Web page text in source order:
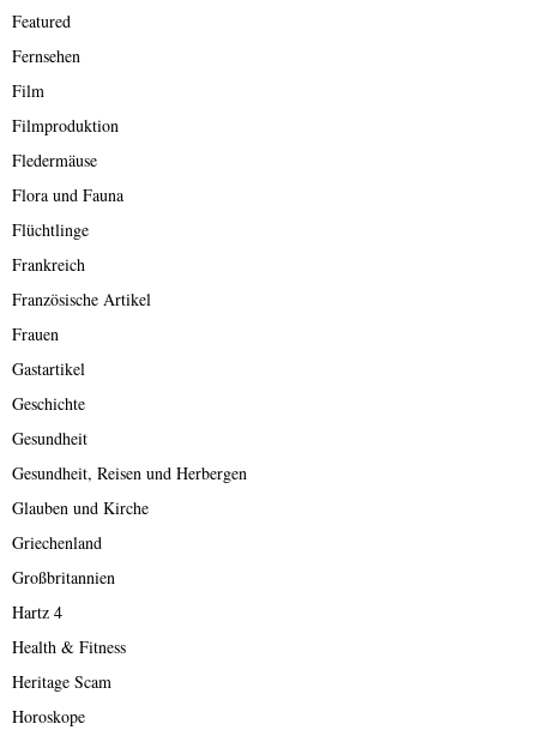
Featured
Fernsehen
Film
Filmproduktion
Fledermäuse
Flora und Fauna
Flüchtlinge
Frankreich
Französische Artikel
Frauen
Gastartikel
Geschichte
Gesundheit
Gesundheit, Reisen und Herbergen
Glauben und Kirche
Griechenland
Großbritannien
Hartz 4
Health & Fitness
Heritage Scam
Horoskope